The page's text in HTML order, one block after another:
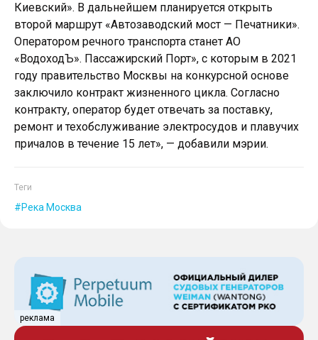
Киевский». В дальнейшем планируется открыть
второй маршрут «Автозаводский мост — Печатники».
Оператором речного транспорта станет АО
«ВодоходЪ». Пассажирский Порт», с которым в 2021
году правительство Москвы на конкурсной основе
заключило контракт жизненного цикла. Согласно
контракту, оператор будет отвечать за поставку,
ремонт и техобслуживание электросудов и плавучих
причалов в течение 15 лет», — добавили мэрии.
Теги
Река Москва
реклама